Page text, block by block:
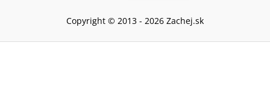
Copyright © 2013 - 2026 Zachej.sk